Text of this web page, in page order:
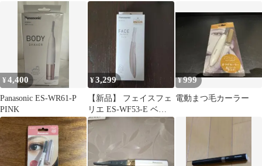
品番ES-WF53 他
¥4,400
Panasonic ES-WR61-P
PINK
¥3,299
【新品】 フェイスフェ
リエ ES-WF53-E ベー
ジュ パナソニック
¥999
電動まつ毛カーラー